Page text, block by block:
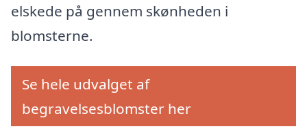
elskede på gennem skønheden i
blomsterne.
Se hele udvalget af
begravelsesblomster her